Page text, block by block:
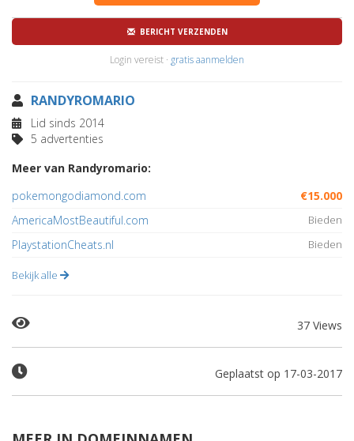
BERICHT VERZENDEN
Login vereist · gratis aanmelden
RANDYROMARIO
Lid sinds 2014
5 advertenties
Meer van Randyromario:
pokemongodiamond.com
€15.000
AmericaMostBeautiful.com
Bieden
PlaystationCheats.nl Bieden
Bekijk alle
37 Views
Geplaatst op 17-03-2017